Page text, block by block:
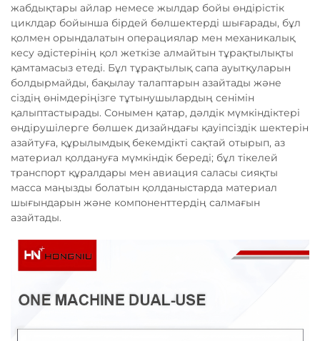
жабдықтары айлар немесе жылдар бойы өндірістік
циклдар бойынша бірдей бөлшектерді шығарады, бұл
қолмен орындалатын операциялар мен механикалық
кесу әдістерінің қол жеткізе алмайтын тұрақтылықты
қамтамасыз етеді. Бұл тұрақтылық сапа ауытқуларын
болдырмайды, бақылау талаптарын азайтады және
сіздің өнімдеріңізге тұтынушылардың сенімін
қалыптастырады. Сонымен қатар, дәлдік мүмкіндіктері
өндірушілерге бөлшек дизайндағы қауіпсіздік шектерін
азайтуға, құрылымдық бекемдікті сақтай отырып, аз
материал қолдануға мүмкіндік береді; бұл тікелей
транспорт құралдары мен авиация саласы сияқты
масса маңызды болатын қолданыстарда материал
шығындарын және компоненттердің салмағын
азайтады.